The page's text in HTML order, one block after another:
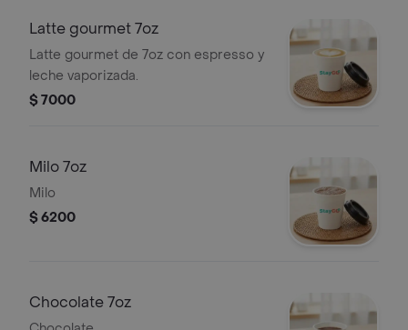
Latte gourmet 7oz
Latte gourmet de 7oz con espresso y
leche vaporizada.
$ 7000
Milo 7oz
Milo
$ 6200
Chocolate 7oz